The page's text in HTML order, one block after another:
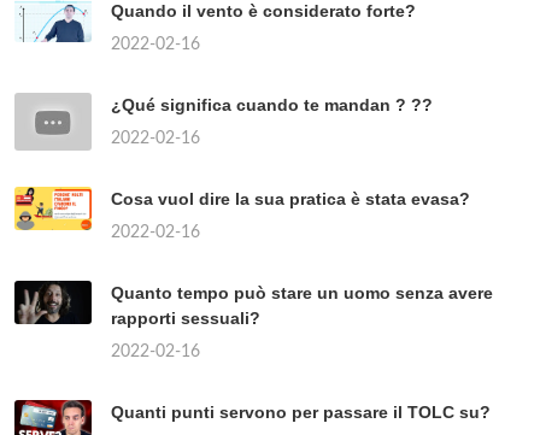
Quando il vento è considerato forte?
2022-02-16
¿Qué significa cuando te mandan ? ??
2022-02-16
Cosa vuol dire la sua pratica è stata evasa?
2022-02-16
Quanto tempo può stare un uomo senza avere
rapporti sessuali?
2022-02-16
Quanti punti servono per passare il TOLC su?